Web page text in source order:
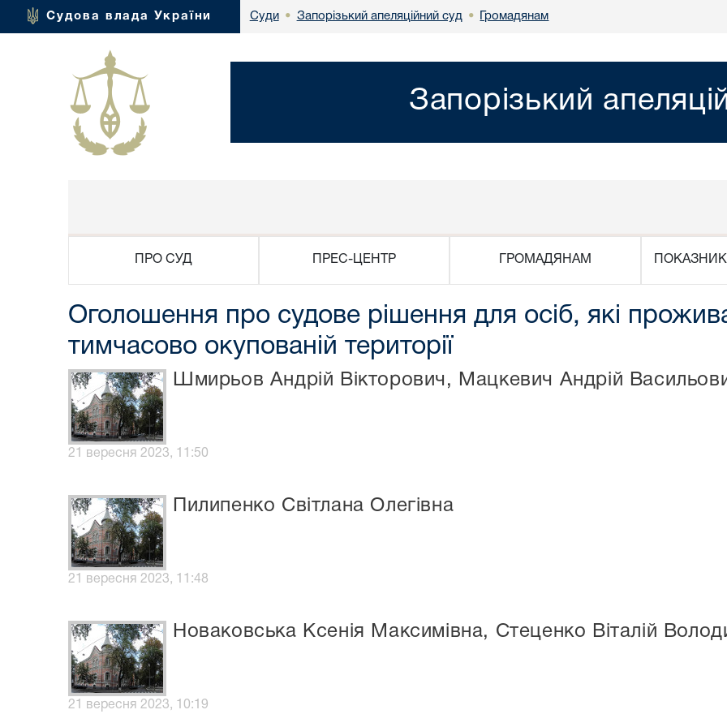
Судова влада України Суди • Запорізький апеляційний суд • Громадянам
Запорізький
ПРО СУД ПРЕС-ЦЕНТР ГРОМАДЯНАМ
Оголошення про судове рішення для осіб, які
тимчасово окупованій території
Шмирьов Андрій Вікторович, Мацкевич Андрій
21 вересня 2023, 11:50
Пилипенко Світлана Олегівна
21 вересня 2023, 11:48
Новаковська Ксенія Максимівна, Стеценко Віталій
21 вересня 2023, 10:19